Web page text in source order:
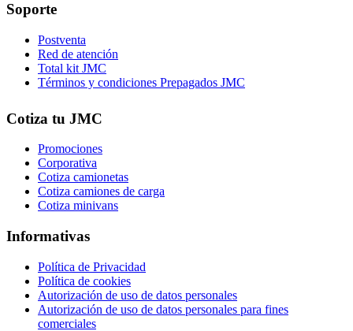
Soporte
Postventa
Red de atención
Total kit JMC
Términos y condiciones Prepagados JMC
Cotiza tu JMC
Promociones
Corporativa
Cotiza camionetas
Cotiza camiones de carga
Cotiza minivans
Informativas
Política de Privacidad
Política de cookies
Autorización de uso de datos personales
Autorización de uso de datos personales para fines
comerciales